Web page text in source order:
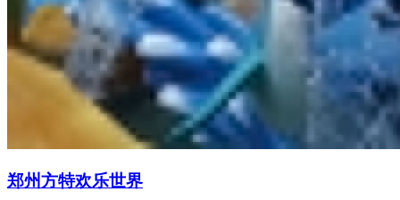
郑州方特欢乐世界